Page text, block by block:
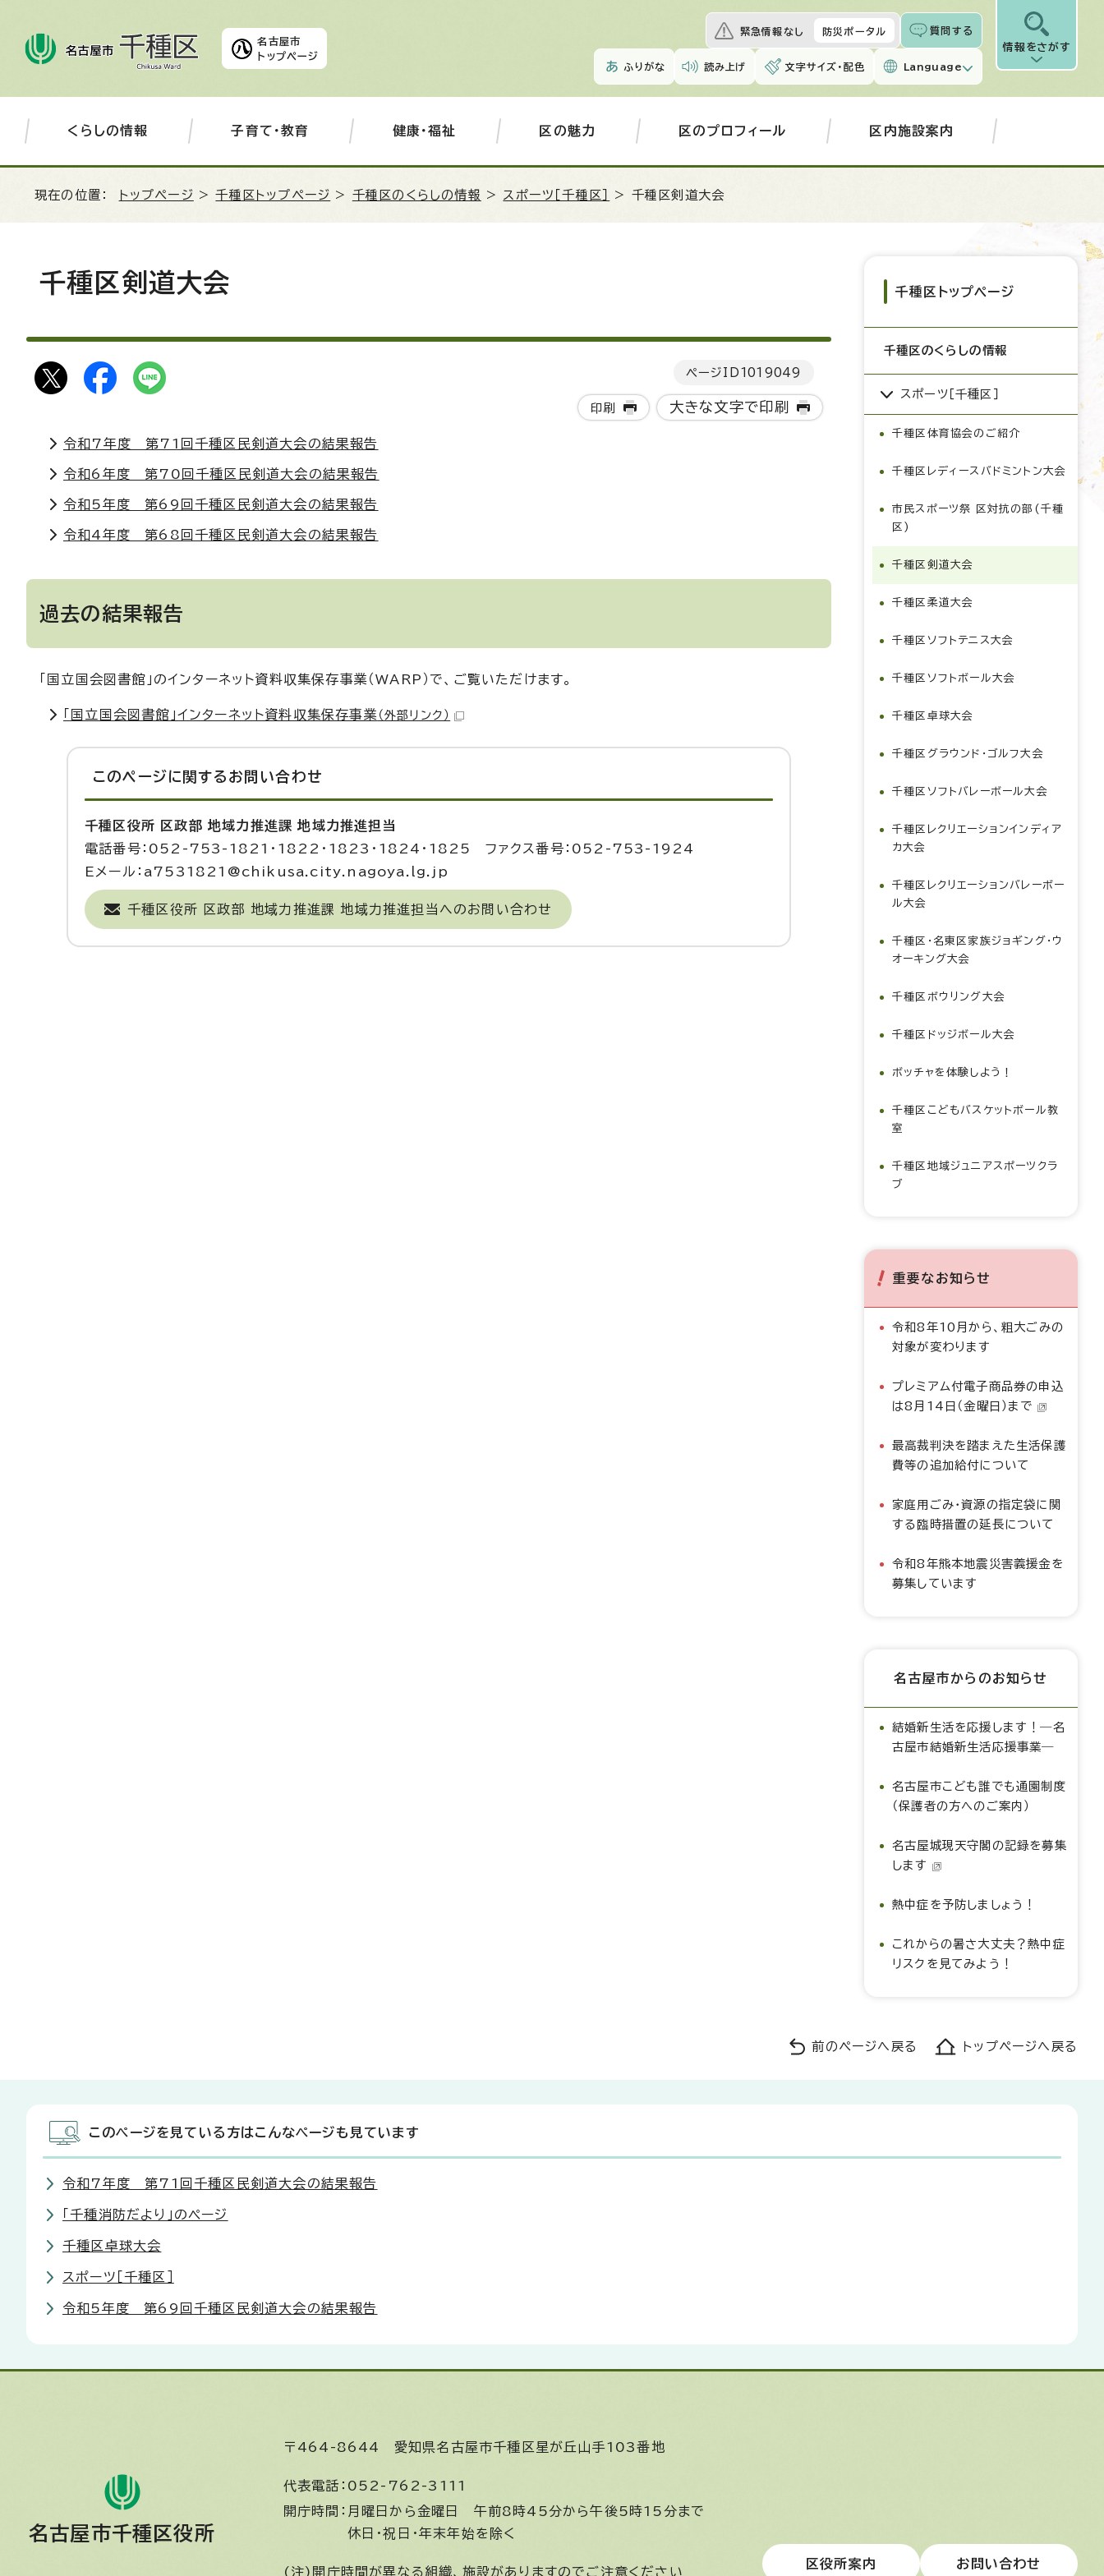
名古屋市
トップページ
緊急情報なし 防災ポータル 質問する
ふりがな 読み上げ 文字サイズ・配色 Language
情報をさがす
くらしの情報 子育て・教育 健康・福祉 区の魅力 区のプロフィール 区内施設案内
現在の位置： トップページ >千種区トップページ > 千種区のくらしの情報 > スポーツ［千種区］ > 千種区剣道大会
千種区剣道大会
ページID 1019049
印刷 大きな文字で印刷
令和7年度 第71回千種区民剣道大会の結果報告
令和6年度 第70回千種区民剣道大会の結果報告
令和5年度 第69回千種区民剣道大会の結果報告
令和4年度 第68回千種区民剣道大会の結果報告
過去の結果報告
「国立国会図書館」のインターネット資料収集保存事業（WARP）で、ご覧いただけます。
「国立国会図書館」インターネット資料収集保存事業 （外部リンク）
このページに関する お問い合わせ
千種区役所 区政部 地域力推進課 地域力推進担当
電話番号：052-753-1821・1822・1823・1824・1825 ファクス番号：052-753-1924
Eメール：a7531821@chikusa.city.nagoya.lg.jp
千種区役所 区政部 地域力推進課 地域力推進担当へのお問い合わせ
千種区トップページ
千種区のくらしの情報
スポーツ［千種区］
千種区体育協会のご紹介
千種区レディースバドミントン大会
市民スポーツ祭 区対抗の部(千種
区)
千種区剣道大会
千種区柔道大会
千種区ソフトテニス大会
千種区ソフトボール大会
千種区卓球大会
千種区グラウンド・ゴルフ大会
千種区ソフトバレーボール大会
千種区レクリエーションインディア
カ大会
千種区レクリエーションバレーボー
ル大会
千種区・名東区家族ジョギング・ウ
オーキング大会
千種区ボウリング大会
千種区ドッジボール大会
ボッチャを体験しよう！
千種区こどもバスケットボール教
室
千種区地域ジュニアスポーツクラ
ブ
重要なお知らせ
令和8年10月から、粗大ごみの
対象が変わります
プレミアム付電子商品券の申込
は8月14日（金曜日）まで
最高裁判決を踏まえた生活保護
費等の追加給付について
家庭用ごみ・資源の指定袋に関
する臨時措置の延長について
令和8年熊本地震災害義援金を
募集しています
名古屋市からのお知らせ
結婚新生活を応援します！―名
古屋市結婚新生活応援事業―
名古屋市こども誰でも通園制度
（保護者の方へのご案内）
名古屋城現天守閣の記録を募集
します
熱中症を予防しましょう！
これからの暑さ大丈夫？熱中症
リスクを見てみよう！
前のページへ戻る トップページへ戻る
このページを見ている方はこんなページも見ています
令和7年度 第71回千種区民剣道大会の結果報告
「千種消防だより」のページ
千種区卓球大会
スポーツ［千種区］
令和5年度 第69回千種区民剣道大会の結果報告
名古屋市千種区役所
〒464-8644 愛知県名古屋市千種区星が丘山手103番地
代表電話： 052-762-3111
開庁時間： 月曜日から金曜日 午前8時45分から午後5時15分まで
休日・祝日・年末年始を除く
(注)開庁時間が異なる組織、施設がありますのでご注意ください
区役所案内 お問い合わせ